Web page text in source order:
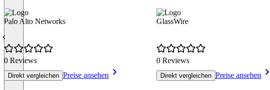
Palo Alto Networks
0 Reviews
Direkt vergleichen Preise ansehen
GlassWire
0 Reviews
Direkt vergleichen Preise ansehen